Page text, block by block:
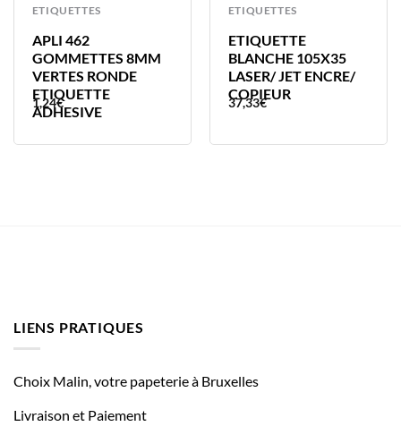
ETIQUETTES
APLI 462
GOMMETTES 8MM
VERTES RONDE
ETIQUETTE
ADHESIVE
1,24€
ETIQUETTES
ETIQUETTE
BLANCHE 105X35
LASER/ JET ENCRE/
COPIEUR
37,33€
LIENS PRATIQUES
Choix Malin, votre papeterie à Bruxelles
Livraison et Paiement